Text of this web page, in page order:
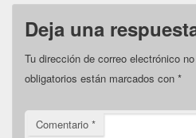
Deja una
Tu dirección de correo electrónico
obligatorios están marcados con *
Comentario *